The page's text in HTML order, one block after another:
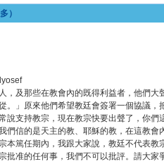
）
，及那些在教會內的既得利益者，他們大
。」原來他們希望教廷會簽署一個協議，
說支持教宗，現在教宗快要出聲了，你們
們信的是天主的教、耶穌的教，在這教
本篤任期內，我跟大家說，教廷不代表教
批准的任何事，我們不可以批評。請大家